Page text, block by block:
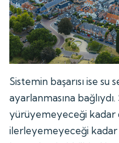
Sistemin başarısı ise su
ayarlanmasına
yürüyemeyeceği kadar
ilerleyemeyeceği kadar